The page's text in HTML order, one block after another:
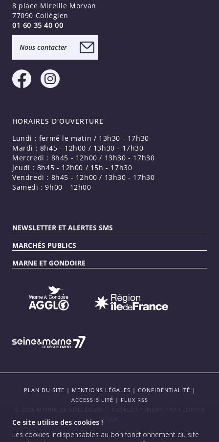
Ce site utilise des cookies !
Les cookies indispensables au bon fonctionnement du site
8 place Mireille Morvan
77090 Collégien
01 60 35 40 00
Nous contacter
HORAIRES D'OUVERTURE
Lundi : fermé le matin / 13h30 - 17h30
Mardi : 8h45 - 12h00 / 13h30 - 17h30
Mercredi : 8h45 - 12h00 / 13h30 - 17h30
Jeudi : 8h45 - 12h00 / 15h - 17h30
Vendredi : 8h45 - 12h00 / 13h30 - 17h30
Samedi : 9h00 - 12h00
NEWSLETTER ET ALERTES SMS
MARCHÉS PUBLICS
MARNE ET GONDOIRE
PLAN DU SITE | MENTIONS LÉGALES | CONFIDENTIALITÉ |
ACCESSIBILITÉ | FLUX RSS
VIEIRA